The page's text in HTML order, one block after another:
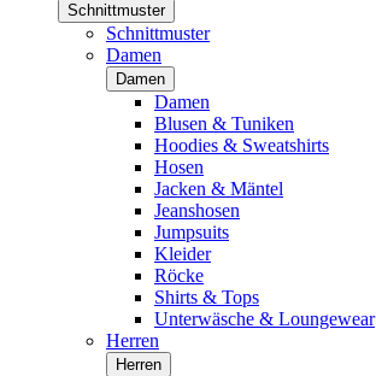
Schnittmuster
Schnittmuster
Damen
Damen
Damen
Blusen & Tuniken
Hoodies & Sweatshirts
Hosen
Jacken & Mäntel
Jeanshosen
Jumpsuits
Kleider
Röcke
Shirts & Tops
Unterwäsche & Loungewear
Herren
Herren